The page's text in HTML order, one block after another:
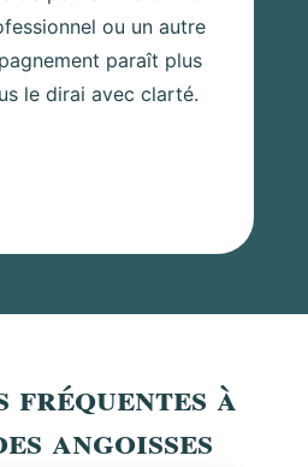
ou un autre
paraît plus
le dirai avec clarté.
fréquentes à
angoisses